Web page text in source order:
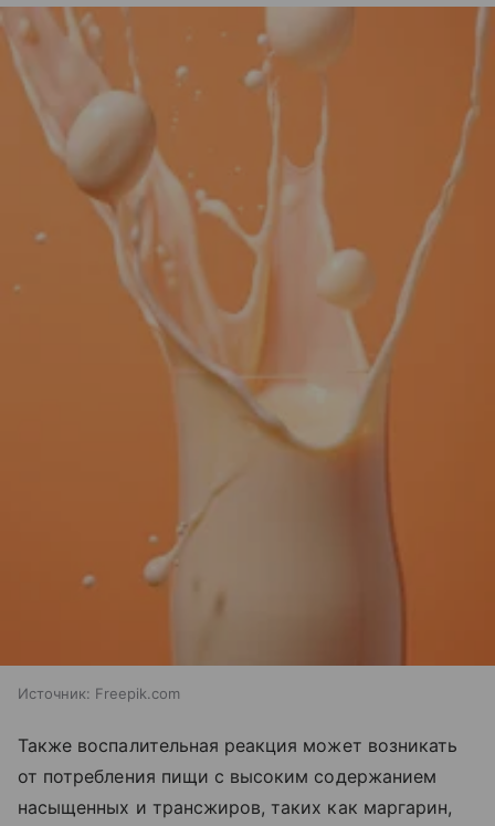
Источник: Freepik.com
Также воспалительная реакция может возникать
от потребления пищи с высоким содержанием
насыщенных и трансжиров, таких как маргарин,